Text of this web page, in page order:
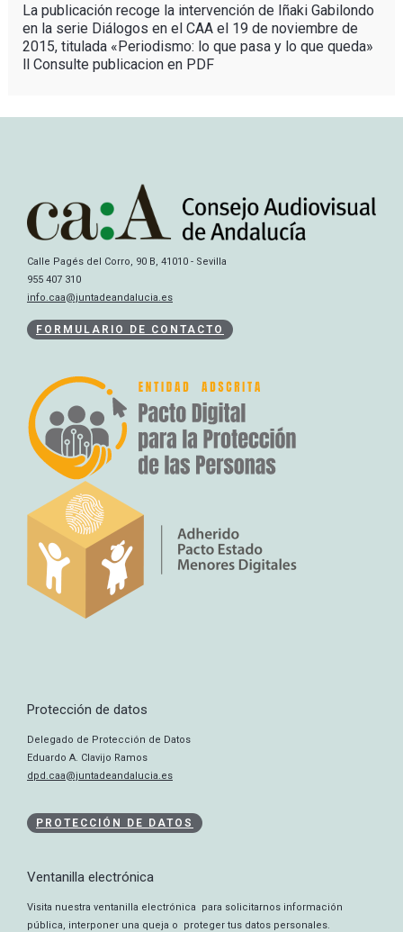
La publicación recoge la intervención de Iñaki Gabilondo
en la serie Diálogos en el CAA el 19 de noviembre de
2015, titulada «Periodismo: lo que pasa y lo que queda»
ll Consulte publicacion en PDF
Calle Pagés del Corro, 90 B, 41010 - Sevilla
955 407 310
info.caa@juntadeandalucia.es
FORMULARIO DE CONTACTO
Protección de datos
Delegado de Protección de Datos
Eduardo A. Clavijo Ramos
dpd.caa@juntadeandalucia.es
PROTECCIÓN DE DATOS
Ventanilla electrónica
Visita nuestra ventanilla electrónica para solicitarnos información
pública, interponer una queja o proteger tus datos personales.